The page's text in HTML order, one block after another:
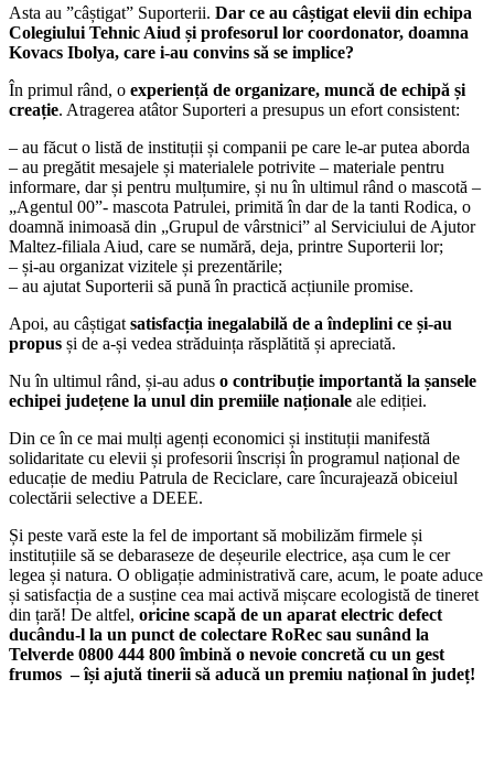
Asta au ”câștigat” Suporterii. Dar ce au câștigat elevii din echipa
Colegiului Tehnic Aiud și profesorul lor coordonator, doamna
Kovacs Ibolya, care i-au convins să se implice?
În primul rând, o experiență de organizare, muncă de echipă și
creație. Atragerea atâtor Suporteri a presupus un efort consistent:
– au făcut o listă de instituții și companii pe care le-ar putea aborda
– au pregătit mesajele și materialele potrivite – materiale pentru
informare, dar și pentru mulțumire, și nu în ultimul rând o mascotă –
„Agentul 00”- mascota Patrulei, primită în dar de la tanti Rodica, o
doamnă inimoasă din „Grupul de vârstnici” al Serviciului de Ajutor
Maltez-filiala Aiud, care se numără, deja, printre Suporterii lor;
– și-au organizat vizitele și prezentările;
– au ajutat Suporterii să pună în practică acțiunile promise.
Apoi, au câștigat satisfacția inegalabilă de a îndeplini ce și-au
propus și de a-și vedea străduința răsplătită și apreciată.
Nu în ultimul rând, și-au adus o contribuție importantă la șansele
echipei județene la unul din premiile naționale ale ediției.
Din ce în ce mai mulți agenți economici și instituții manifestă
solidaritate cu elevii și profesorii înscriși în programul național de
educație de mediu Patrula de Reciclare, care încurajează obiceiul
colectării selective a DEEE.
Și peste vară este la fel de important să mobilizăm firmele și
instituțiile să se debaraseze de deșeurile electrice, așa cum le cer
legea și natura. O obligație administrativă care, acum, le poate aduce
și satisfacția de a susține cea mai activă mișcare ecologistă de tineret
din țară! De altfel, oricine scapă de un aparat electric defect
ducându-l la un punct de colectare RoRec sau sunând la
Telverde 0800 444 800 îmbină o nevoie concretă cu un gest
frumos – își ajută tinerii să aducă un premiu național în județ!